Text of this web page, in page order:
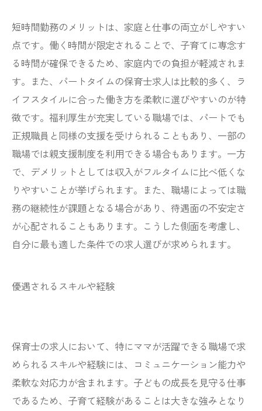
短時間勤務のメリットは、家庭と仕事の両立がしやすい
点です。働く時間が限定されることで、子育てに専念す
る時間が確保できるため、家庭内での負担が軽減されま
す。また、パートタイムの保育士求人は比較的多く、ラ
イフスタイルに合った働き方を柔軟に選びやすいのが特
徴です。福利厚生が充実している職場では、パートでも
正規職員と同様の支援を受けられることもあり、一部の
職場では親支援制度を利用できる場合もあります。一方
で、デメリットとしては収入がフルタイムに比べ低くな
りやすいことが挙げられます。また、職場によっては職
務の継続性が課題となる場合があり、待遇面の不安定さ
が心配されることもあります。こうした側面を考慮し、
自分に最も適した条件での求人選びが求められます。
優遇されるスキルや経験
保育士の求人において、特にママが活躍できる職場で求
められるスキルや経験には、コミュニケーション能力や
柔軟な対応力が含まれます。子どもの成長を見守る仕事
であるため、子育て経験があることは大きな強みとなり